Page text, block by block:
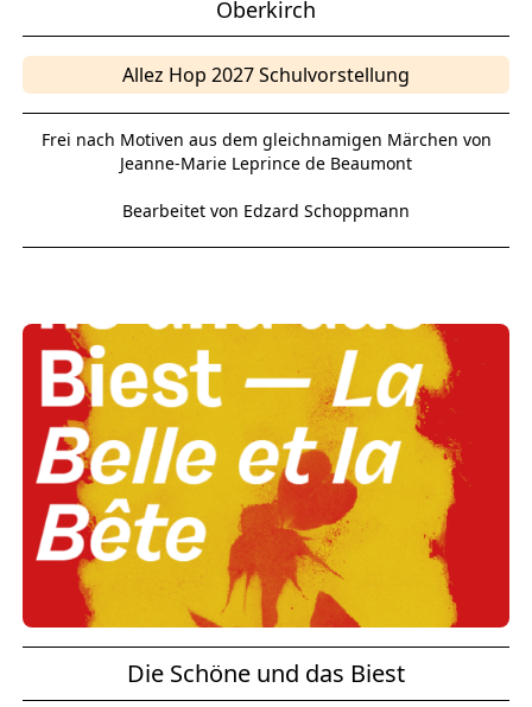
Oberkirch
Allez Hop 2027 Schulvorstellung
Frei nach Motiven aus dem gleichnamigen Märchen von
Jeanne-Marie Leprince de Beaumont
Bearbeitet von Edzard Schoppmann
Die Schöne und das Biest